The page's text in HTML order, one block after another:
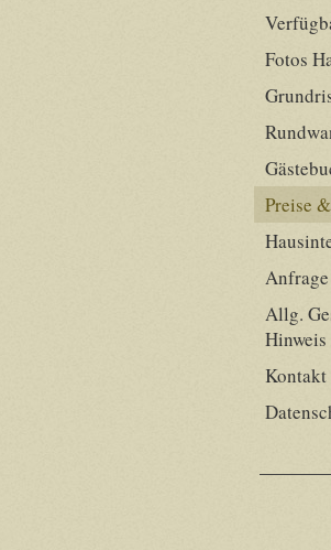
Fotos
Preise
Anfrage
Allg.
Kontakt